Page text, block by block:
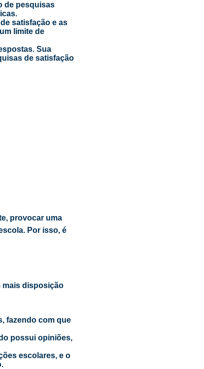
de pesquisas
satisfação e as
limite de
Sua
de satisfação
provocar uma
Por isso, é
mais disposição
fazendo com que
possui opiniões,
escolares, e o